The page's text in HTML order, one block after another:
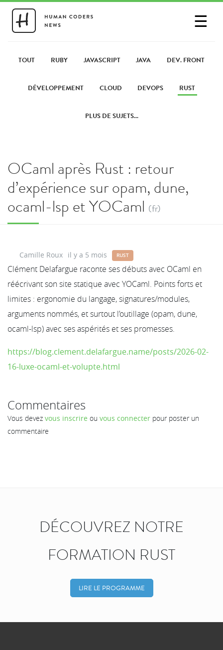
☰
PARTAGER UN LIEN
TOUT RUBY JAVASCRIPT JAVA DEV. FRONT
DÉVELOPPEMENT CLOUD DEVOPS RUST
PLUS DE SUJETS...
OCaml après Rust : retour
d’expérience sur opam, dune,
ocaml-lsp et YOCaml (fr)
Camille Roux il y a 5 mois RUST
Clément Delafargue raconte ses débuts avec OCaml en
réécrivant son site statique avec YOCaml. Points forts et
limites : ergonomie du langage, signatures/modules,
arguments nommés, et surtout l’outillage (opam, dune,
ocaml-lsp) avec ses aspérités et ses promesses.
https://blog.clement.delafargue.name/posts/2026-02-
16-luxe-ocaml-et-volupte.html
Commentaires
Vous devez vous inscrire ou vous connecter pour poster un
commentaire
DÉCOUVREZ NOTRE
FORMATION RUST
LIRE LE PROGRAMME